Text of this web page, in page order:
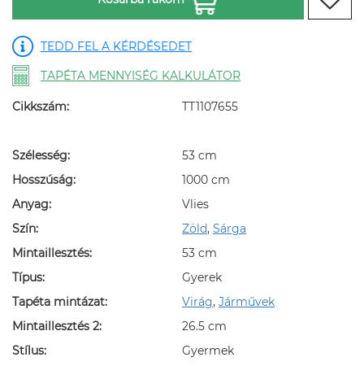
TEDD FEL A KÉRDÉSEDET
TAPÉTA MENNYISÉG KALKULÁTOR
Cikkszám: TT1107655
Szélesség:
53 cm
Hosszúság:
1000 cm
Anyag:
Vlies
Szín:
Zöld, Sárga
Mintaillesztés:
53 cm
Típus:
Gyerek
Tapéta mintázat:
Virág, Járművek
Mintaillesztés 2:
26.5 cm
Stílus:
Gyermek